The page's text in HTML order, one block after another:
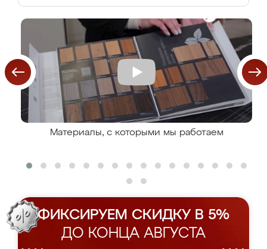
Материалы, с которыми мы работаем
ФИКСИРУЕМ СКИДКУ В 5%
ДО КОНЦА АВГУСТА